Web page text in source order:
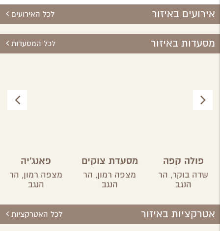
אירועים באיזור לכל האירועים
מסעדות באיזור לכל המסעדות
פולה קפה
שדה בוקר, הר
הנגב
מסעדת צוקים
מצפה רמון, הר
הנגב
פאנג'יה
מצפה רמון, הר
הנגב
אטרקציות באיזור לכל האטרקציות